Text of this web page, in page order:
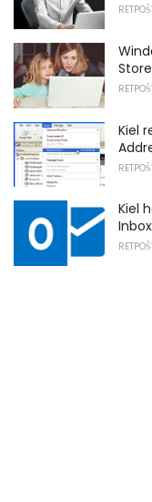
Kiel
Kiel